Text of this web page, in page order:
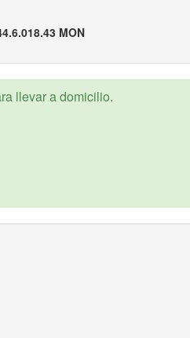
MON
llevar a domicilio.